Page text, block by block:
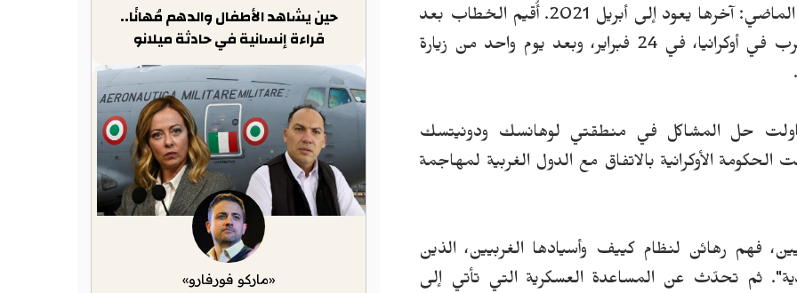
آخرها يعود إلى أبريل 2021.
أُقيم الخطاب بعد
أيام قليلة من الذكرى السنوية الأولى لبدء الحرب في أوكرانيا، في 24 فبراير، وبعد يوم واحد من زيارة
حل المشاكل في منطقتي لوهانسك ودونيتسك
الأوكرانية بالاتفاق مع الدول الغربية لمهاجمة
فهم رهائن لنظام كييف وأسيادها الغربيين، الذين
ثم تحدّث عن المساعدة العسكرية التي تأتي إلى
حين يشاهد الأطفال والدهم مُهانًا..
قراءة إنسانية في حادثة ميلانو
«ماركو فورفارو»